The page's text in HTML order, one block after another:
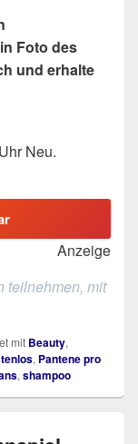
Foto des
und erhalte
Neu.
Anzeige
teilnehmen, mit
mit Beauty,
, Pantene pro
, shampoo